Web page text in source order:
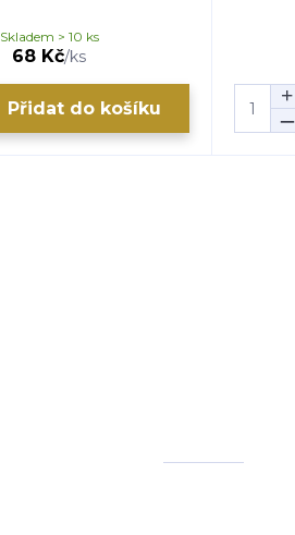
68 Kč/ks
Skladem > 10 ks
Přidat do košíku